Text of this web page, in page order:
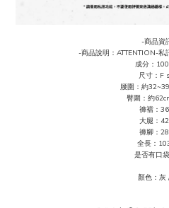
-商品資
-商品說明：ATTENTION-私
成分 ：
尺寸：F
腰圍：約
臀圍：約62
褲襠：
大腿：
褲腳：28
全長：
是否有口
顏色：灰